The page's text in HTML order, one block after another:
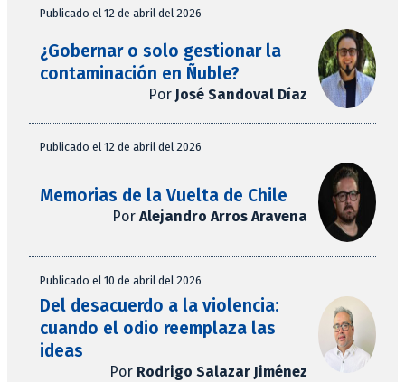
Publicado el 12 de abril del 2026
¿Gobernar o solo gestionar la
contaminación en Ñuble?
Por José Sandoval Díaz
Publicado el 12 de abril del 2026
Memorias de la Vuelta de Chile
Por Alejandro Arros Aravena
Publicado el 10 de abril del 2026
Del desacuerdo a la violencia:
cuando el odio reemplaza las
ideas
Por Rodrigo Salazar Jiménez